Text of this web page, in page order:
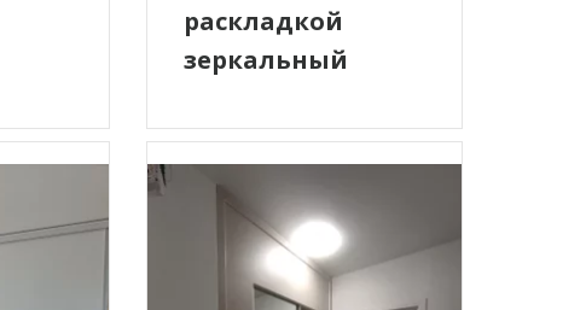
раскладкой
зеркальный